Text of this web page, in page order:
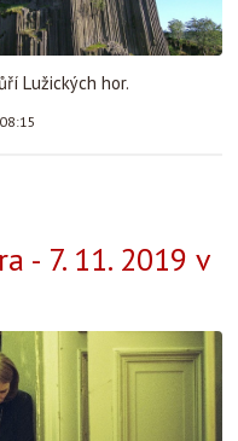
Lužických hor.
- 7. 11. 2019 v